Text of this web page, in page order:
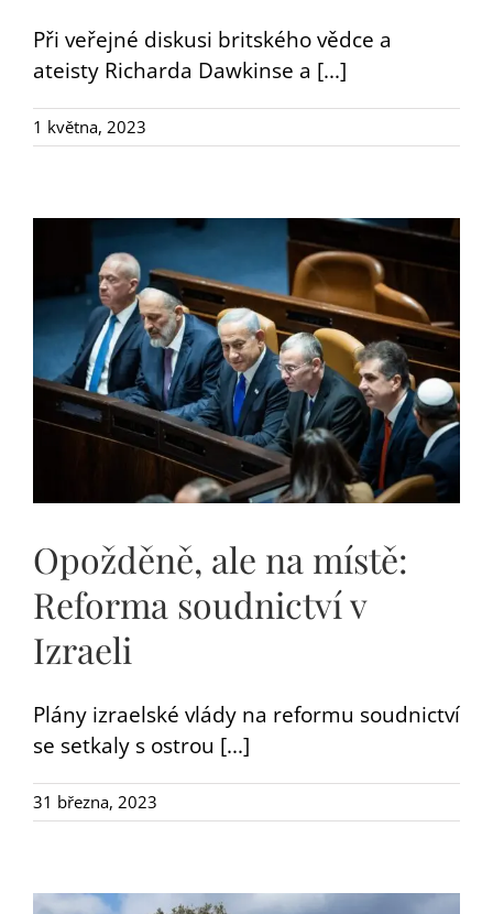
Při veřejné diskusi britského vědce a
ateisty Richarda Dawkinse a [...]
1 května, 2023
Opožděně, ale na místě:
Reforma soudnictví v
Izraeli
Plány izraelské vlády na reformu soudnictví
se setkaly s ostrou [...]
31 března, 2023